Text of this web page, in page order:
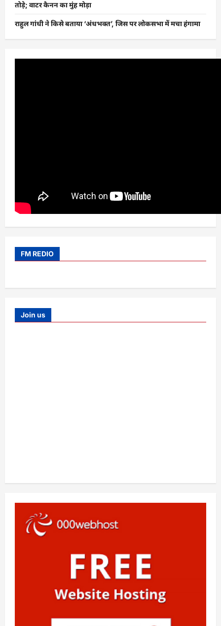
तोड़े; वाटर कैनन का मुंह मोड़ा
राहुल गांधी ने किसे बताया ‘अंधभक्त’, जिस पर लोकसभा में मचा हंगामा
FM REDIO
Join us